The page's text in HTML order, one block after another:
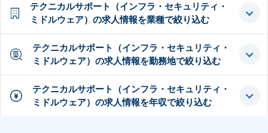
テクニカルサポート（インフラ・セキュリティ・
ミドルウェア）の求人情報を業種で絞り込む
テクニカルサポート（インフラ・セキュリティ・
ミドルウェア）の求人情報を勤務地で絞り込む
テクニカルサポート（インフラ・セキュリティ・
ミドルウェア）の求人情報を年収で絞り込む